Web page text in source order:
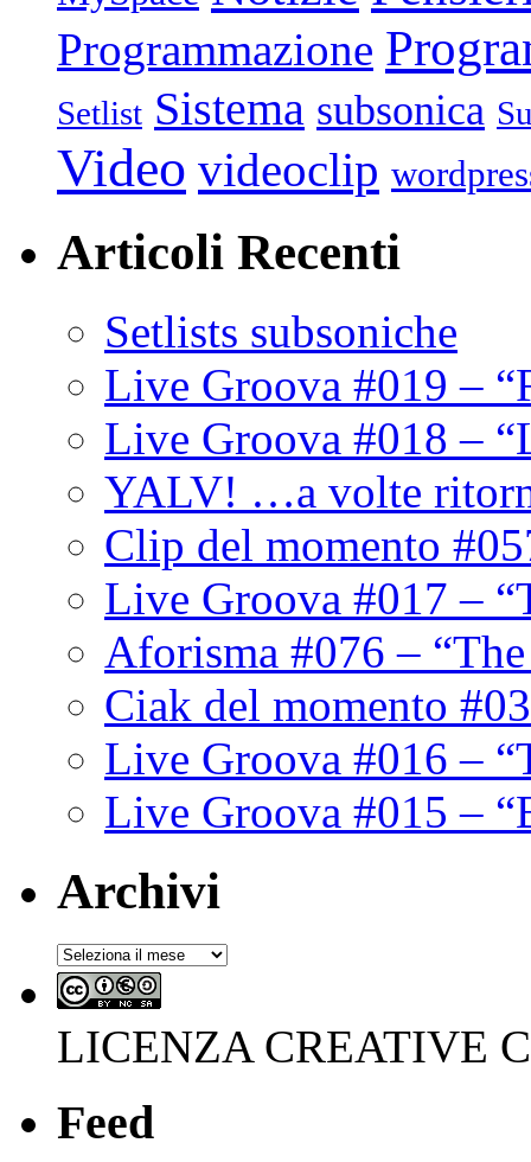
Programmazione
Setlist Sistema subsonica
Video videoclip
Articoli Recenti
Setlists subsoniche
Live Groova #019 –
Live Groova #018 –
YALV! …a volte
Clip del momento
Live Groova #017 –
Aforisma #076 –
Ciak del momento
Live Groova #016 –
Live Groova #015 –
Archivi
Archivi
LICENZA CREATIVE
Feed